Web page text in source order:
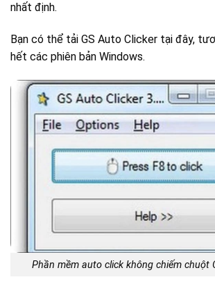
nhất định.
Bạn có thể tải GS Auto Clicker tại đây,
hết các phiên bản Windows.
Phần mềm auto click không chiếm chuột